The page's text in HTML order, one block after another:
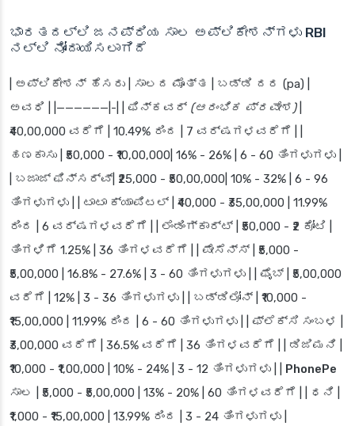
ಭಾರತದಲ್ಲಿ ಜನಪ್ರಿಯ ಸಾಲ ಅಪ್ಲಿಕೇಶನ್‌ಗಳು RBI
ನಲ್ಲಿ ನೋಂದಾಯಿಸಲಾಗಿದೆ
| ಅಪ್ಲಿಕೇಶನ್ ಹೆಸರು | ಸಾಲದ ಮೊತ್ತ | ಬಡ್ಡಿ ದರ (pa) |
ಅವಧಿ | |——————|-| | ಫಿನ್‌ಕವರ್ (ಆರಂಭಿಕ ಪ್ರವೇಶ)|
₹40,00,000 ವರೆಗೆ | 10.49% ರಿಂದ | 7 ವರ್ಷಗಳವರೆಗೆ | |
ಹಣಕಾಸು | ₹50,000 - ₹10,00,000| 16% - 26% | 6 - 60 ತಿಂಗಳುಗಳು |
ಬಜಾಜ್ ಫಿನ್‌ಸರ್ವ್ | ₹25,000 - ₹50,00,000| 10% - 32% | 6 - 96
ತಿಂಗಳುಗಳು | | ಟಾಟಾ ಕ್ಯಾಪಿಟಲ್ | ₹40,000 - ₹35,00,000 | 11.99%
ರಿಂದ | 6 ವರ್ಷಗಳವರೆಗೆ | | ಲೆಂಡಿಂಗ್‌ಕಾರ್ಟ್ | ₹50,000 - ₹2 ಕೋಟಿ |
ತಿಂಗಳಿಗೆ 1.25% | 36 ತಿಂಗಳವರೆಗೆ | | ಪೇಸೆನ್ಸ್ | ₹5,000 -
₹5,00,000 | 16.8% - 27.6% | 3 - 60 ತಿಂಗಳುಗಳು | | ಫೈಬ್ | ₹5,00,000
ವರೆಗೆ | 12% | 3 - 36 ತಿಂಗಳುಗಳು | | ಬಡ್ಡಿಲೋನ್ | ₹10,000 -
₹15,00,000 | 11.99% ರಿಂದ | 6 - 60 ತಿಂಗಳುಗಳು | | ಫ್ಲೆಕ್ಸಿ ಸಂಬಳ
₹3,00,000 ವರೆಗೆ | 36.5% ವರೆಗೆ | 36 ತಿಂಗಳವರೆಗೆ | | ಡಿಜಿಮನಿ
₹10,000 - ₹1,00,000 | 10% - 24% | 3 - 12 ತಿಂಗಳುಗಳು | | PhonePe
ಸಾಲ
| ₹5,000 - ₹5,00,000 | 13% - 20% | 60 ತಿಂಗಳವರೆಗೆ | | ಧನಿ
₹1,000 - ₹15,00,000 | 13.99% ರಿಂದ | 3 - 24 ತಿಂಗಳುಗಳು |